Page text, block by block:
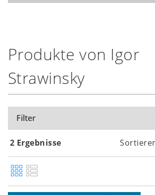
Produkte von Igor
Strawinsky
Filter
2 Ergebnisse